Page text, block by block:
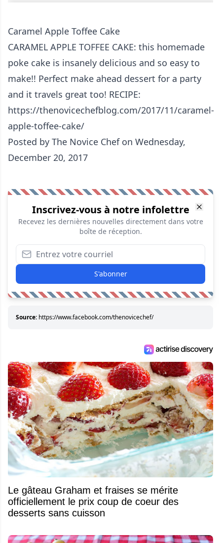
Caramel Apple Toffee Cake
CARAMEL APPLE TOFFEE CAKE: this homemade
poke cake is insanely delicious and so easy to
make!! Perfect make ahead dessert for a party
and it travels great too! RECIPE:
https://thenovicechefblog.com/2017/11/caramel-
apple-toffee-cake/
Posted by The Novice Chefon Wednesday,
December 20, 2017
Inscrivez-vous à notre infolettre
Recevez les dernières nouvelles directement dans votre
boîte de réception.
S'abonner
Source: https://www.facebook.com/thenovicechef/
Le gâteau Graham et fraises se mérite
officiellement le prix coup de coeur des
desserts sans cuisson